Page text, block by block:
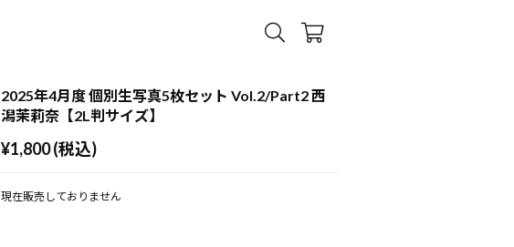
2025年4月度 個別生写真5枚セット Vol.2/Part2 西
潟茉莉奈【2L判サイズ】
¥1,800 (税込)
現在販売しておりません